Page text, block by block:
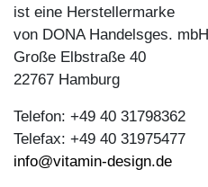
ist eine Herstellermarke
von DONA Handelsges. mbH
Große Elbstraße 40
22767 Hamburg
Telefon: +49 40 31798362
Telefax: +49 40 31975477
info@vitamin-design.de